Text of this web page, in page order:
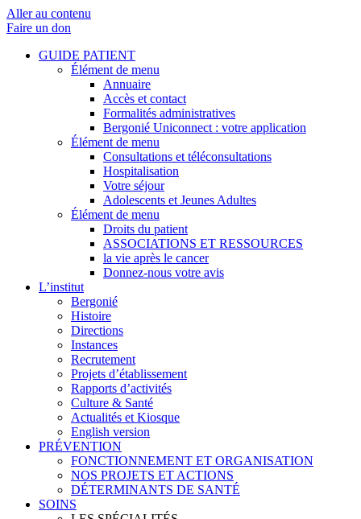
Aller au contenu
Faire un don
GUIDE PATIENT
Élément de menu
Annuaire
Accès et contact
Formalités administratives
Bergonié Uniconnect : votre application
Élément de menu
Consultations et téléconsultations
Hospitalisation
Votre séjour
Adolescents et Jeunes Adultes
Élément de menu
Droits du patient
ASSOCIATIONS ET RESSOURCES
la vie après le cancer
Donnez-nous votre avis
L’institut
Bergonié
Histoire
Directions
Instances
Recrutement
Projets d’établissement
Rapports d’activités
Culture & Santé
Actualités et Kiosque
English version
PRÉVENTION
FONCTIONNEMENT ET ORGANISATION
NOS PROJETS ET ACTIONS
DÉTERMINANTS DE SANTÉ
SOINS